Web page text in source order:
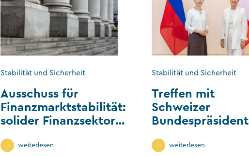
Stabilität und Sicherheit
Ausschuss für
Finanzmarktstabilität:
solider Finanzsektor
weiterlesen
Stabilität und Sicherheit
Treffen mit
Schweizer
Bundespräsident
Finanzministerin
weiterlesen